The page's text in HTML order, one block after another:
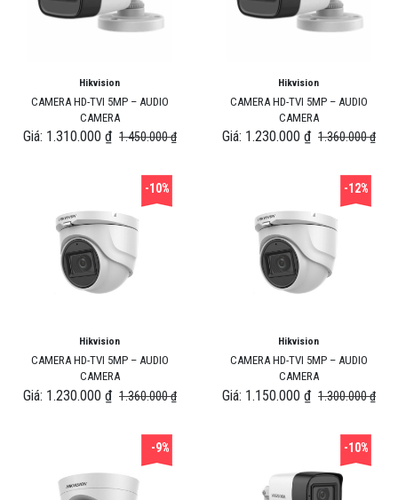
Hikvision
CAMERA HD-TVI 5MP – AUDIO
CAMERA
Giá: 1.310.000 ₫ 1.450.000 ₫
Hikvision
CAMERA HD-TVI 5MP – AUDIO
CAMERA
Giá: 1.230.000 ₫ 1.360.000 ₫
-10%
Hikvision
CAMERA HD-TVI 5MP – AUDIO
CAMERA
Giá: 1.230.000 ₫ 1.360.000 ₫
-12%
Hikvision
CAMERA HD-TVI 5MP – AUDIO
CAMERA
Giá: 1.150.000 ₫ 1.300.000 ₫
-9% -10%